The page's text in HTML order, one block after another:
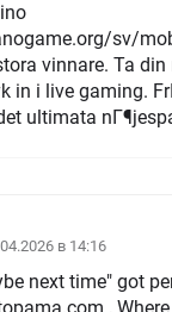
sv/
vinnare. Ta din
in i live gaming.
ultimata
в 14:16
next time" got